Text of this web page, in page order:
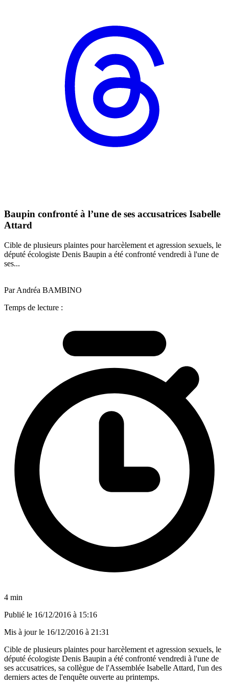
Baupin confronté à l’une de ses accusatrices Isabelle
Attard
Cible de plusieurs plaintes pour harcèlement et agression sexuels, le
député écologiste Denis Baupin a été confronté vendredi à l'une de
ses...
Par Andréa BAMBINO
Temps de lecture :
4 min
Publié le 16/12/2016 à 15:16
Mis à jour le 16/12/2016 à 21:31
Cible de plusieurs plaintes pour harcèlement et agression sexuels, le
député écologiste Denis Baupin a été confronté vendredi à l'une de
ses accusatrices, sa collègue de l'Assemblée Isabelle Attard, l'un des
derniers actes de l'enquête ouverte au printemps.